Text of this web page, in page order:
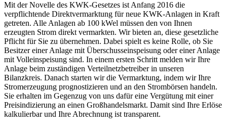
Mit der Novelle des KWK-Gesetzes ist Anfang 2016 die
verpflichtende Direktvermarktung für neue KWK-Anlagen in Kraft
getreten. Alle Anlagen ab 100 kWel müssen den von Ihnen
erzeugten Strom direkt vermarkten. Wir bieten an, diese gesetzliche
Pflicht für Sie zu übernehmen. Dabei spielt es keine Rolle, ob Sie
Besitzer einer Anlage mit Überschusseinspeisung oder einer Anlage
mit Volleinspeisung sind. In einem ersten Schritt melden wir Ihre
Anlage beim zuständigen Verteilnetzbetreiber in unseren
Bilanzkreis. Danach starten wir die Vermarktung, indem wir Ihre
Stromerzeugung prognostizieren und an den Strombörsen handeln.
Sie erhalten im Gegenzug von uns dafür eine Vergütung mit einer
Preisindizierung an einen Großhandelsmarkt. Damit sind Ihre Erlöse
kalkulierbar und Ihre Abrechnung ist transparent.